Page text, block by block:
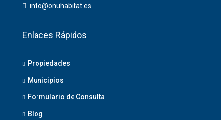
info@onuhabitat.es
Enlaces Rápidos
Propiedades
Municipios
Formulario de Consulta
Blog